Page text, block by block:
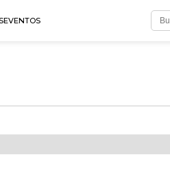
EVENTOS